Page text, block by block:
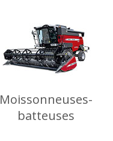
Moissonneuses-
batteuses